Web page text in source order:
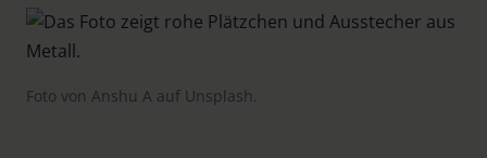
Foto von Anshu A auf Unsplash.